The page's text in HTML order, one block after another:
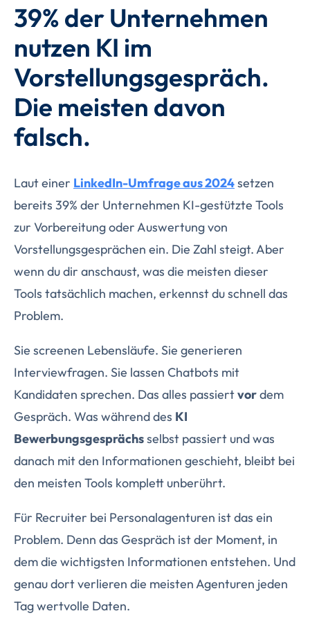
39% der Unternehmen
nutzen KI im
Vorstellungsgespräch.
Die meisten davon
falsch.
Laut einer LinkedIn-Umfrage aus 2024setzen
bereits 39% der Unternehmen KI-gestützte Tools
zur Vorbereitung oder Auswertung von
Vorstellungsgesprächen ein. Die Zahl steigt. Aber
wenn du dir anschaust, was die meisten dieser
Tools tatsächlich machen, erkennst du schnell das
Problem.
Sie screenen Lebensläufe. Sie generieren
Interviewfragen. Sie lassen Chatbots mit
Kandidaten sprechen. Das alles passiertvordem
Gespräch. Was während des KI
Bewerbungsgesprächsselbst passiert und was
danach mit den Informationen geschieht, bleibt bei
den meisten Tools komplett unberührt.
Für Recruiter bei Personalagenturen ist das ein
Problem. Denn das Gespräch ist der Moment, in
dem die wichtigsten Informationen entstehen. Und
genau dort verlieren die meisten Agenturen jeden
Tag wertvolle Daten.